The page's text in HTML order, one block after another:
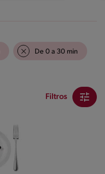
De 0 a 30 min
Filtros